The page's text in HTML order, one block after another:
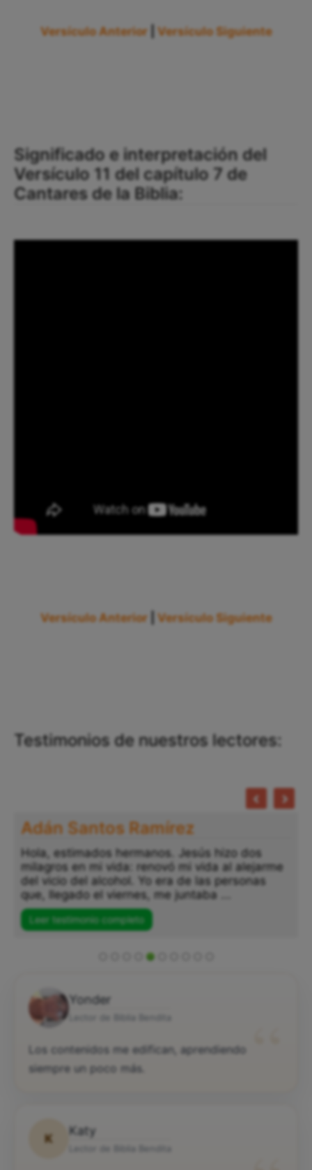
Versículo Anterior Versículo Siguiente
Significado e interpretación del
Versículo 11 del capítulo 7 de
Cantares de la Biblia:
Versículo Anterior Versículo Siguiente
Testimonios de nuestros lectores:
Adán Santos Ramírez
Hola, estimados hermanos. Jesús hizo dos
milagros en mi vida: renovó mi vida al alejarme
del vicio del alcohol. Yo era de las personas
que, llegado el viernes, me juntaba ...
Leer testimonio completo
Yonder
Los contenidos me edifican, aprendiendo
siempre un poco más.
K
Katy